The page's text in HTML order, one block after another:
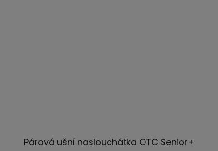
Párová ušní naslouchátka OTC Senior+